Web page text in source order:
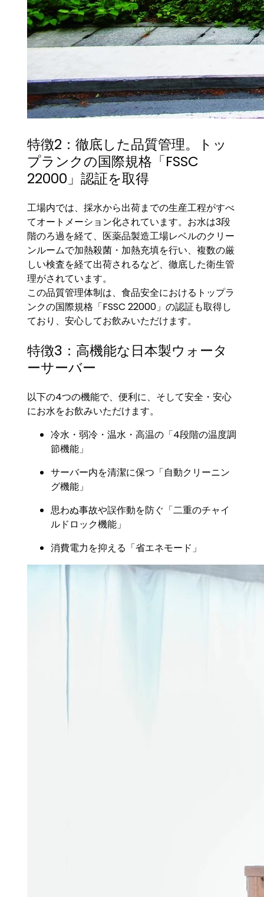
特徴2：徹底した品質管理。トッ
プランクの国際規格「FSSC
22000」認証を取得
工場内では、採水から出荷までの生産工程がすべ
てオートメーション化されています。お水は3段
階のろ過を経て、医薬品製造工場レベルのクリー
ンルームで加熱殺菌・加熱充填を行い、複数の厳
しい検査を経て出荷されるなど、徹底した衛生管
理がされています。
この品質管理体制は、食品安全におけるトップラ
ンクの国際規格「FSSC 22000」の認証も取得し
ており、安心してお飲みいただけます。
特徴3：高機能な日本製ウォータ
ーサーバー
以下の4つの機能で、便利に、そして安全・安心
にお水をお飲みいただけます。
冷水・弱冷・温水・高温の「4段階の温度調
節機能」
サーバー内を清潔に保つ「自動クリーニン
グ機能」
思わぬ事故や誤作動を防ぐ「二重のチャイ
ルドロック機能」
消費電力を抑える「省エネモード」